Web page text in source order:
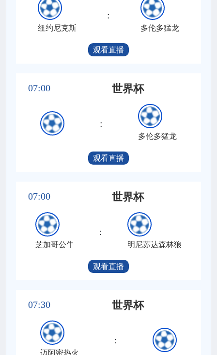
纽约尼克斯
:
多伦多猛龙
观看直播
07:00 世界杯
:
多伦多猛龙
观看直播
07:00 世界杯
芝加哥公牛
:
明尼苏达森林狼
观看直播
07:30 世界杯
迈阿密热火
: